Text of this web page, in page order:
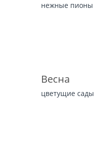
нежные пионы
Весна
цветущие сады